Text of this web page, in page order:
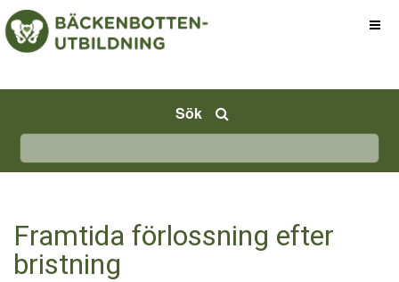
Sök
Framtida förlossning efter
bristning